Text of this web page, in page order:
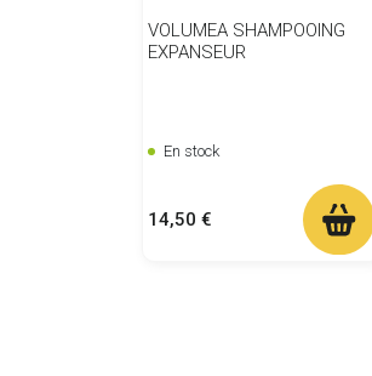
VOLUMEA SHAMPOOING
EXPANSEUR
En stock
Prix
14,50 €